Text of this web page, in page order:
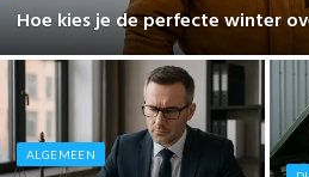
Hoe kies je de perfecte winter
ALGEMEEN